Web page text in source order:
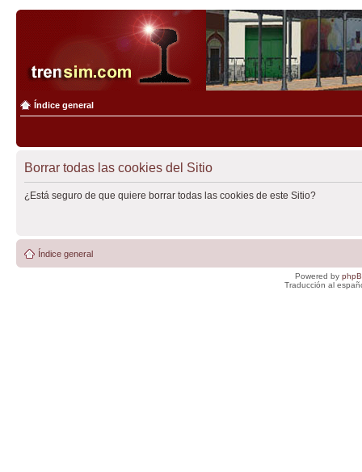
Índice general
Borrar todas las cookies del Sitio
¿Está seguro de que quiere borrar todas las cookies de este Sitio?
Índice general
Powered by
Traducción al